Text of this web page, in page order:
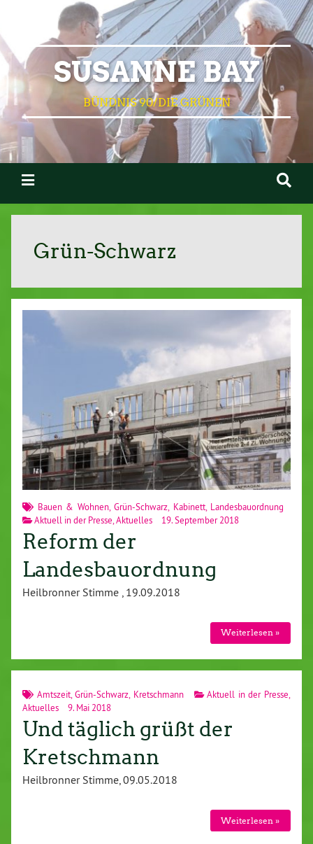
SUSANNE BAY
BÜNDNIS 90/DIE GRÜNEN
Grün-Schwarz
Bauen & Wohnen, Grün-Schwarz Kabinett, Landesbauordnung
Aktuell in der Presse Aktuelles 19. September 2018
Reform der
Landesbauordnung
Heilbronner Stimme , 19.09.2018
Weiterlesen »
Amtszeit,Grün-Schwarz Kretschmann Aktuell in der Presse
Aktuelles
9. Mai 2018
Und täglich grüßt der
Kretschmann
Heilbronner Stimme, 09.05.2018
Weiterlesen »